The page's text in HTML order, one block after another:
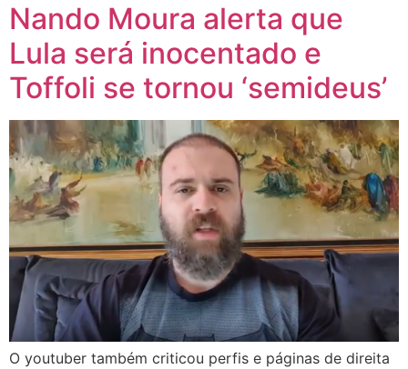
Nando Moura alerta que
Lula será inocentado e
Toffoli se tornou ‘semideus’
O youtuber também criticou perfis e páginas de direita